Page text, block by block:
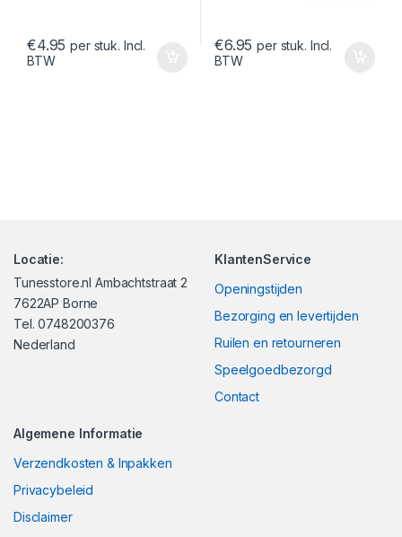
€4.95 per stuk. Incl.
BTW
€6.95 per stuk. Incl.
BTW
Locatie:
Tunesstore.nl Ambachtstraat 2
7622AP Borne
Tel. 0748200376
Nederland
KlantenService
Openingstijden
Bezorging en levertijden
Ruilen en retourneren
Speelgoedbezorgd
Contact
Algemene Informatie
Verzendkosten & Inpakken
Privacybeleid
Disclaimer